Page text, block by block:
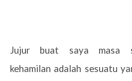
Jujur buat saya masa
kehamilan adalah sesuatu